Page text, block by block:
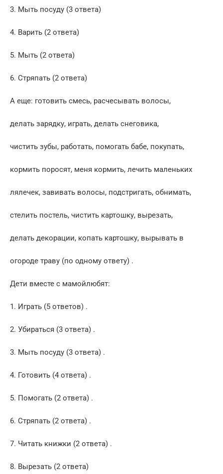
3. Мыть посуду (3 ответа)
4. Варить (2 ответа)
5. Мыть (2 ответа)
6. Стряпать (2 ответа)
А еще: готовить смесь, расчесывать волосы,
делать зарядку, играть, делать снеговика,
чистить зубы, работать, помогать бабе, покупать,
кормить поросят, меня кормить, лечить маленьких
лялечек, завивать волосы, подстригать, обнимать,
стелить постель, чистить картошку, вырезать,
делать декорации, копать картошку, вырывать в
огороде траву (по одному ответу) .
Дети вместе с мамойлюбят:
1. Играть (5 ответов) .
2. Убираться (3 ответа) .
3. Мыть посуду (3 ответа) .
4. Готовить (4 ответа) .
5. Помогать (2 ответа) .
6. Стряпать (2 ответа) .
7. Читать книжки (2 ответа) .
8. Вырезать (2 ответа)